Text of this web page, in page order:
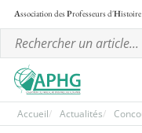
Association desProfesseurs d'H
Accueil Actualités